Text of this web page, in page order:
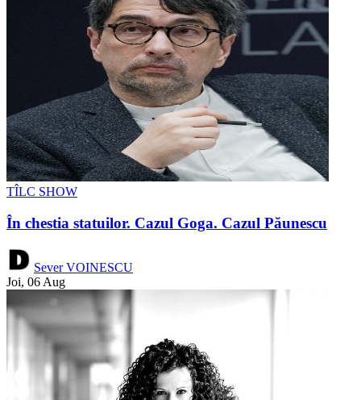
TÎLC SHOW
În chestia statuilor. Cazul Goga. Cazul Păunescu
Sever VOINESCU
Joi, 06 Aug